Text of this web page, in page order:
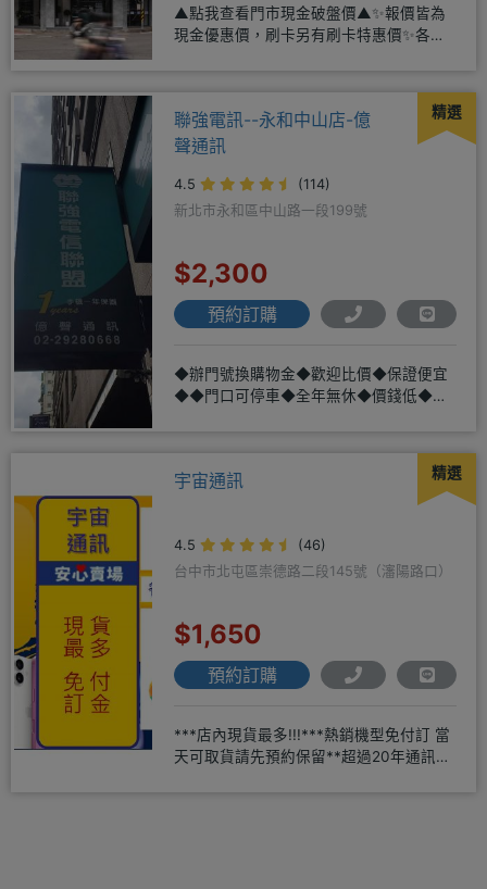
▲點我查看門市現金破盤價▲✨報價皆為
現金優惠價，刷卡另有刷卡特惠價✨各大
精選
聯強電訊--永和中山店-億
聲通訊
4.5
(114)
新北市永和區中山路一段199號
$2,300
預約訂購
◆辦門號換購物金◆歡迎比價◆保證便宜
◆◆門口可停車◆全年無休◆價錢低◆服
精選
宇宙通訊
4.5
(46)
台中市北屯區崇德路二段145號（瀋陽路口）
$1,650
預約訂購
***店內現貨最多!!!***熱銷機型免付訂 當
天可取貨請先預約保留**超過20年通訊經